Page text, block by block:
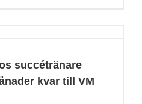
succétränare
kvar till VM